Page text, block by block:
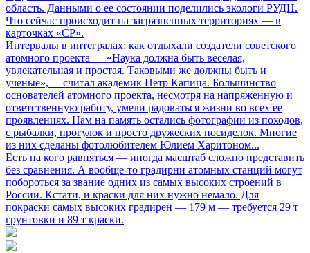
область. Данными о ее состоянии поделились экологи РУДН.
Что сейчас происходит на загрязненных территориях — в
карточках «СР».
Интервалы в интегралах: как отдыхали создатели советского
атомного проекта — «Наука должна быть веселая,
увлекательная и простая. Таковыми же должны быть и
ученые», — считал академик Петр Капица. Большинство
основателей атомного проекта, несмотря на напряженную и
ответственную работу, умели радоваться жизни во всех ее
проявлениях. Нам на память остались фотографии из походов,
с рыбалки, прогулок и просто дружеских посиделок. Многие
из них сделаны фотолюбителем Юлием Харитоном...
Есть на кого равняться — иногда масштаб сложно представить
без сравнения. А вообще-то градирни атомных станций могут
побороться за звание одних из самых высоких строений в
России. Кстати, и краски для них нужно немало. Для
покраски самых высоких градирен — 179 м — требуется 29 т
грунтовки и 89 т краски.